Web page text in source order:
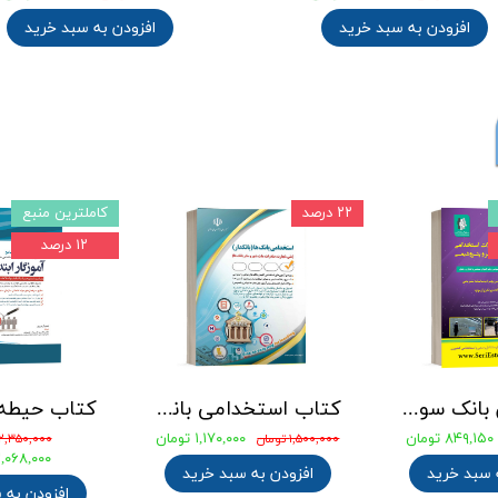
افزودن به سبد خرید افزودن به سبد خرید
۲,۳۵۰,۰۰۰
۲,۰۶۸,۰۰۰
افزودن
کاملترین منبع
۱۲ درصد
کتاب استخدامی بانک های خصوصی و دولتی (بانکدار) 1404 انتشارات آراه
۱,۵۰۰,۰۰۰ تومان ۱,۱۷۰,۰۰۰ تومان
افزودن به سبد خرید
۲۲ درصد
جامع ترین بانک سوالات استخدامی مهندسی شیمی، پلیمر و پتروشیمی
۸۴۹,۱۵۰ تومان
سبد خرید